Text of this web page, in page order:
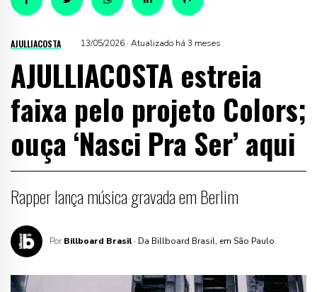
AJULLIACOSTA 13/05/2026 · Atualizado há 3 meses
AJULLIACOSTA estreia
faixa pelo projeto Colors;
ouça ‘Nasci Pra Ser’ aqui
Rapper lança música gravada em Berlim
Por Billboard Brasil · Da Billboard Brasil, em São Paulo